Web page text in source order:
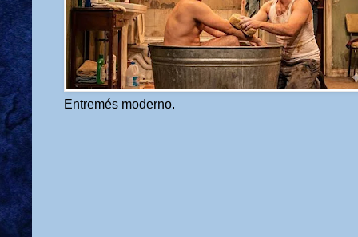
Entremés moderno.